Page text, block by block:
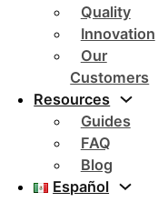
Quality
Innovation
Our
Customers
Resources
Guides
FAQ
Blog
Español